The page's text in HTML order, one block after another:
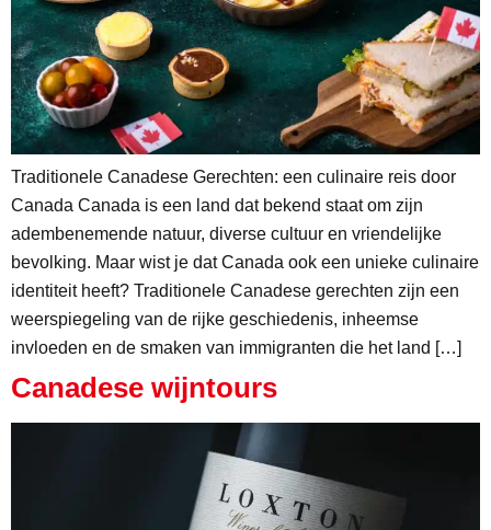
Traditionele Canadese Gerechten: een culinaire reis door
Canada Canada is een land dat bekend staat om zijn
adembenemende natuur, diverse cultuur en vriendelijke
bevolking. Maar wist je dat Canada ook een unieke culinaire
identiteit heeft? Traditionele Canadese gerechten zijn een
weerspiegeling van de rijke geschiedenis, inheemse
invloeden en de smaken van immigranten die het land […]
Canadese wijntours